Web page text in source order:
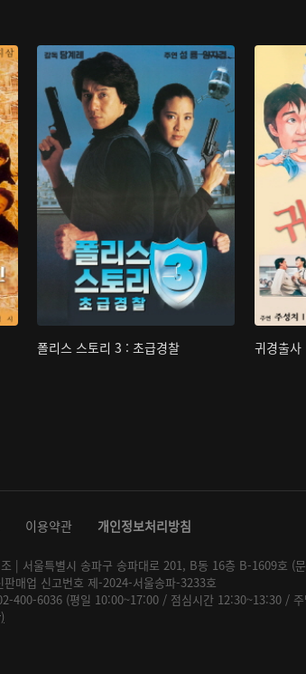
폴리스 스토리 3 : 초급경찰 귀경출사
이용약관 개인정보처리방침
| 서울특별시 송파구 송파대로 201, B동 16층 B-1609호 (
매업 신고번호 제-2024-서울송파-3233호
400-6036 (평일 10:00~17:00 / 점심시간 12:30~13:30 / 주